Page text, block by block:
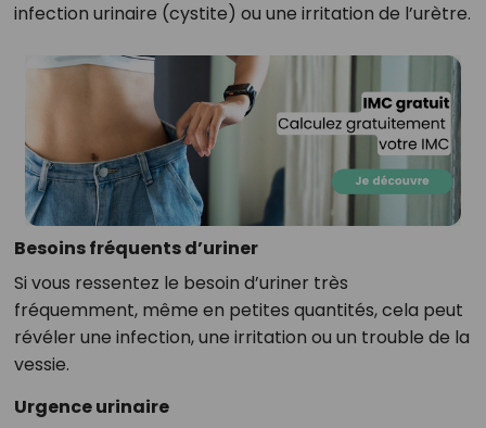
infection urinaire (cystite) ou une irritation de l’urètre.
Besoins fréquents d’uriner
Si vous ressentez le besoin d’uriner très
fréquemment, même en petites quantités, cela peut
révéler une infection, une irritation ou un trouble de la
vessie.
Urgence urinaire